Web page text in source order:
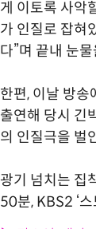
게 이토록 사악
가 인질로 잡혀
다”며 끝내 눈
한편, 이날 방
출연해 당시 긴
의 인질극을 벌
광기 넘치는 집
50분, KBS2 ‘